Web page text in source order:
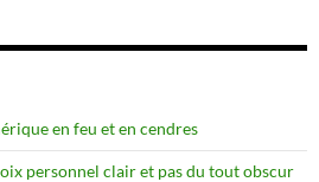
en feu et en cendres
personnel clair et pas du tout obscur